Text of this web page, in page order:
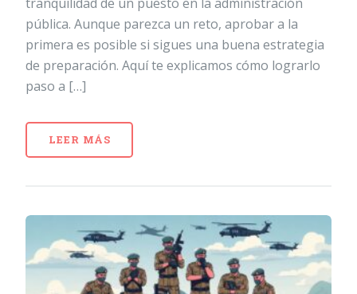
tranquilidad de un puesto en la administración
pública. Aunque parezca un reto, aprobar a la
primera es posible si sigues una buena estrategia
de preparación. Aquí te explicamos cómo lograrlo
paso a […]
LEER MÁS